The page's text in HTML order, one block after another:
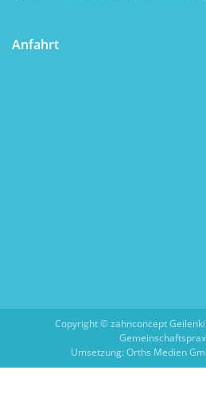
Anfahrt
Copyright © zahnconcept
Umsetzung:Orths Medien